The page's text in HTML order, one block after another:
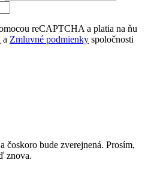
reCAPTCHA a platia na ňu
a Zmluvné podmienky spoločnosti
čoskoro bude zverejnená. Prosím,
znova.